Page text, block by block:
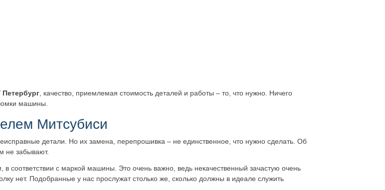
, качество, приемлемая стоимость деталей и работы – то, что нужно. Ничего
машины.
Митсубиси
детали. Но их замена, перепрошивка – не единственное, что нужно сделать. Об
не забывают.
в соответствии с маркой машины. Это очень важно, ведь некачественный зачастую очень
нет. Подобранные у нас прослужат столько же, сколько должны в идеале служить